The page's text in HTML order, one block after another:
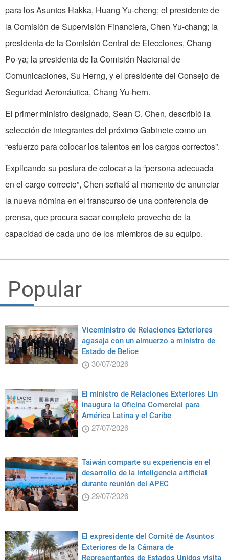
para los Asuntos Hakka, Huang Yu-cheng; el presidente de
la Comisión de Supervisión Financiera, Chen Yu-chang; la
presidenta de la Comisión Central de Elecciones, Chang
Po-ya; la presidenta de la Comisión Nacional de
Comunicaciones, Su Herng, y el presidente del Consejo de
Seguridad Aeronáutica, Chang Yu-hern.
El primer ministro designado, Sean C. Chen, describió la
selección de integrantes del próximo Gabinete como un
“esfuerzo para colocar los talentos en los cargos correctos”.
Explicando su postura de colocar a la “persona adecuada
en el cargo correcto”, Chen señaló al momento de anunciar
la nueva nómina en el transcurso de una conferencia de
prensa, que procura sacar completo provecho de la
capacidad de cada uno de los miembros de su equipo.
Popular
Viceministro de Relaciones Exteriores
agasaja con un almuerzo a ministro de
Estado de Belice
30/07/2026
El ministro de Relaciones Exteriores Lin
inaugura la Oficina Comercial para
América Latina y el Caribe
27/07/2026
Taiwán comparte su experiencia en el
desarrollo de la inteligencia artificial
durante reunión del APEC
29/07/2026
El expresidente del Comité de Asuntos
Exteriores de la Cámara de
Representantes de Estados Unidos visita